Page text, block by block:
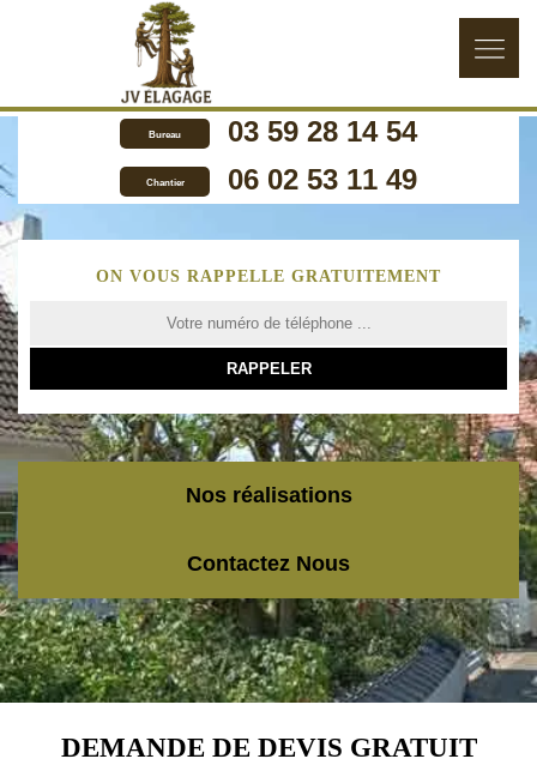
Bureau 03 59 28 14 54
Chantier 06 02 53 11 49
ON VOUS RAPPELLE GRATUITEMENT
Nos réalisations
Contactez Nous
DEMANDE DE DEVIS GRATUIT